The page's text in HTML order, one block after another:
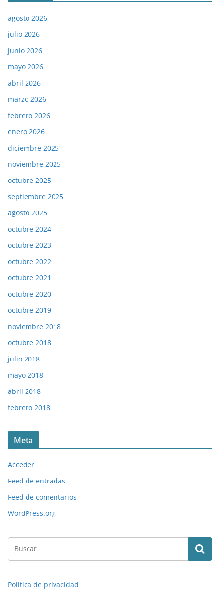
agosto 2026
julio 2026
junio 2026
mayo 2026
abril 2026
marzo 2026
febrero 2026
enero 2026
diciembre 2025
noviembre 2025
octubre 2025
septiembre 2025
agosto 2025
octubre 2024
octubre 2023
octubre 2022
octubre 2021
octubre 2020
octubre 2019
noviembre 2018
octubre 2018
julio 2018
mayo 2018
abril 2018
febrero 2018
Meta
Acceder
Feed de entradas
Feed de comentarios
WordPress.org
Política de privacidad